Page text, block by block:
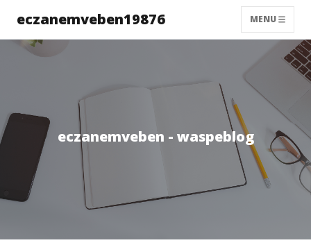
eczanemveben19876 MENU
eczanemveben - waspeblog